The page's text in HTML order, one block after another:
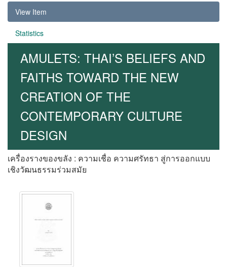
View Item
Statistics
AMULETS: THAI’S BELIEFS AND
FAITHS TOWARD THE NEW
CREATION OF THE
CONTEMPORARY CULTURE
DESIGN
เครื่องรางของขลัง : ความเชื่อ ความศรัทธา สู่การออกแบบ
เชิงวัฒนธรรมร่วมสมัย